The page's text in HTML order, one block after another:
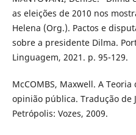
as eleições de 2010 nos
Helena (Org.). Pactos e
sobre a presidente Dilma.
Linguagem, 2021. p. 95-129.
McCOMBS, Maxwell. A
opinião pública. Tradução de
Petrópolis: Vozes, 2009.